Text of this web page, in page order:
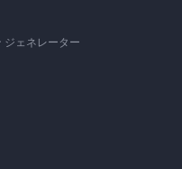
ジェネレーター